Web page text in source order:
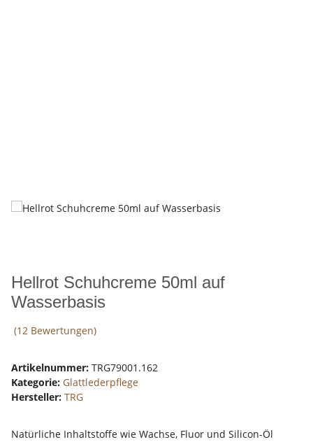
Hellrot Schuhcreme 50ml auf
Wasserbasis
(12 Bewertungen)
Artikelnummer: TRG79001.162
Kategorie: Glattlederpflege
Hersteller: TRG
Natürliche Inhaltstoffe wie Wachse, Fluor und Silicon-Öl